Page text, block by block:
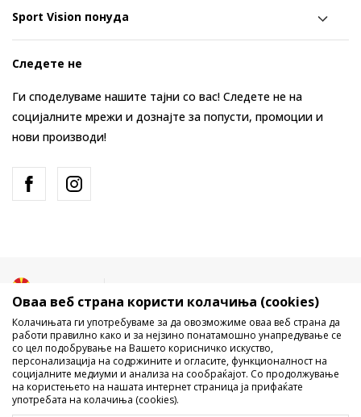
Sport Vision понуда
Следете не
Ги споделуваме нашите тајни со вас! Следете не на
социјалните мрежи и дознајте за попусти, промоции и
нови производи!
Не е дозволено превземање или користење на содржината од
Оваа веб страна користи колачиња (cookies)
Колачињата ги употребуваме за да овозможиме оваа веб страна да
работи правилно како и за нејзино понатамошно унапредување се
со цел подобрување на Вашето корисничко искуство,
персонализација на содржините и огласите, функционалност на
социјалните медиуми и анализа на сообраќајот. Со продолжување
на користењето на нашата интернет страница ја прифаќате
употребата на колачиња (cookies).